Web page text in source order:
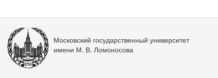
Московский государственный университет
имени М. В. Ломоносова